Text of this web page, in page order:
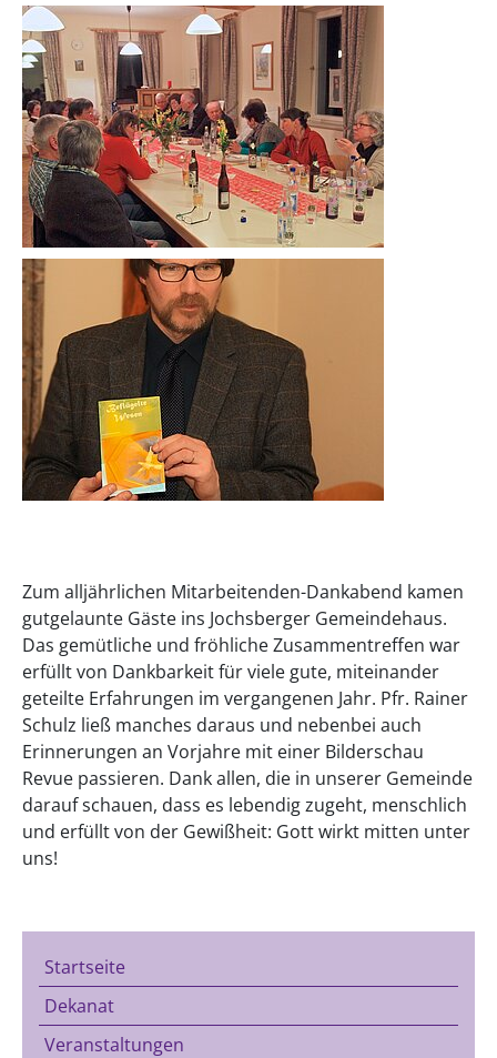
Zum alljährlichen Mitarbeitenden-Dankabend kamen
gutgelaunte Gäste ins Jochsberger Gemeindehaus.
Das gemütliche und fröhliche Zusammentreffen war
erfüllt von Dankbarkeit für viele gute, miteinander
geteilte Erfahrungen im vergangenen Jahr. Pfr. Rainer
Schulz ließ manches daraus und nebenbei auch
Erinnerungen an Vorjahre mit einer Bilderschau
Revue passieren. Dank allen, die in unserer Gemeinde
darauf schauen, dass es lebendig zugeht, menschlich
und erfüllt von der Gewißheit: Gott wirkt mitten unter
uns!
Startseite
Dekanat
Veranstaltungen